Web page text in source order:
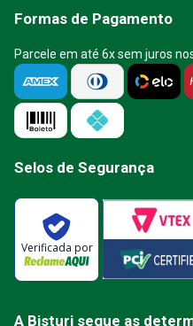
Formas de Pagamento
Parcele em até 6x sem juros
Selos de Segurança
Verificada por
A Bisturi segue as